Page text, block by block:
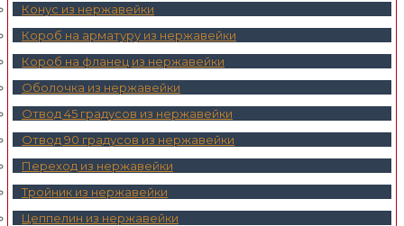
Конус из нержавейки
Короб на арматуру из нержавейки
Короб на фланец из нержавейки
Оболочка из нержавейки
Отвод 45 градусов из нержавейки
Отвод 90 градусов из нержавейки
Переход из нержавейки
Тройник из нержавейки
Цеппелин из нержавейки